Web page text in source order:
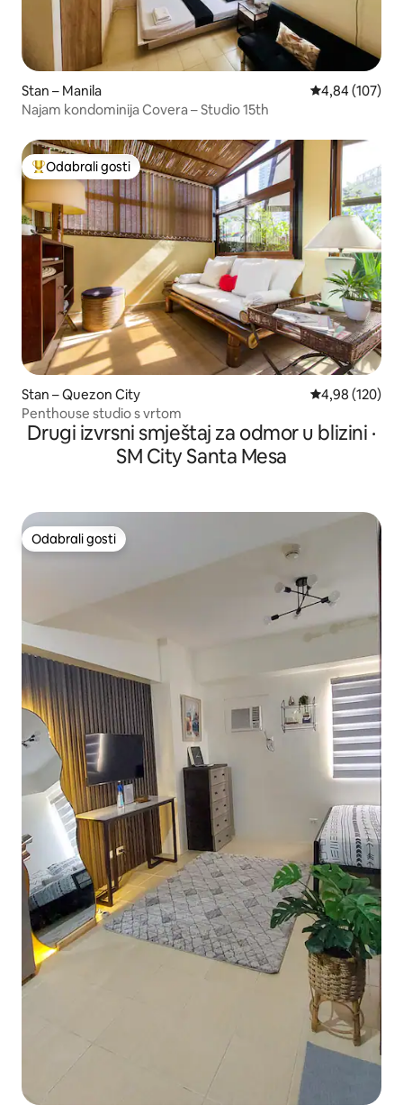
Stan – Manila Prosječna
4,84 (107)
Najam kondominija Covera – Studio 15th
Među najviše rangiranima s oznakom „Odabrali gosti”
Odabrali gosti
Stan – Quezon City Prosječna
4,98 (120)
Penthouse studio s vrtom
Drugi izvrsni smještaj za odmor u blizini ·
SM City Santa Mesa
Odabrali gosti
Odabrali gosti